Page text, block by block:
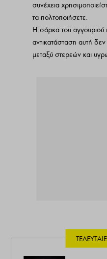
συνέχεια
τα πολτοποιήσετε.
Η σάρκα του αγγουριού
αντικατάσταση αυτή
μεταξύ στερεών και